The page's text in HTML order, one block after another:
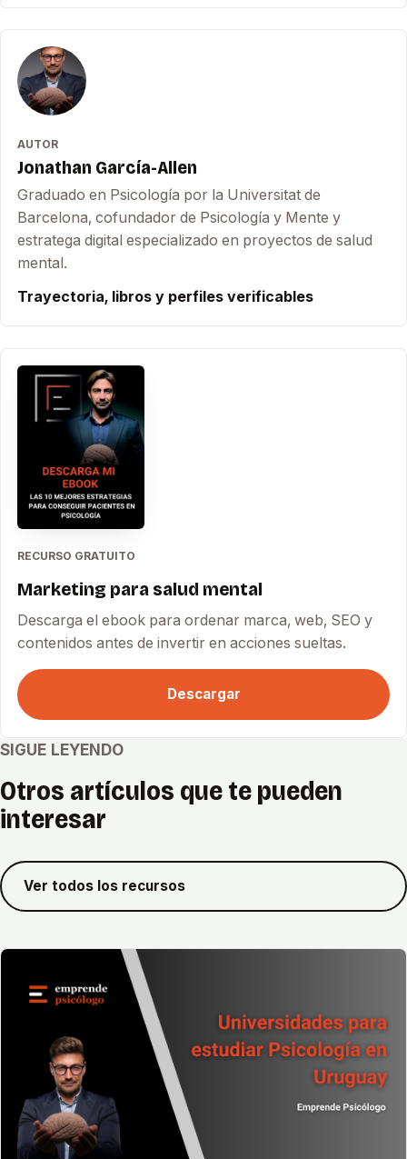
AUTOR
Jonathan García-Allen
Graduado en Psicología por la Universitat de
Barcelona, cofundador de Psicología y Mente y
estratega digital especializado en proyectos de salud
mental.
Trayectoria, libros y perfiles verificables
RECURSO GRATUITO
Marketing para salud mental
Descarga el ebook para ordenar marca, web, SEO y
contenidos antes de invertir en acciones sueltas.
Descargar
SIGUE LEYENDO
Otros artículos que te pueden
interesar
Ver todos los recursos